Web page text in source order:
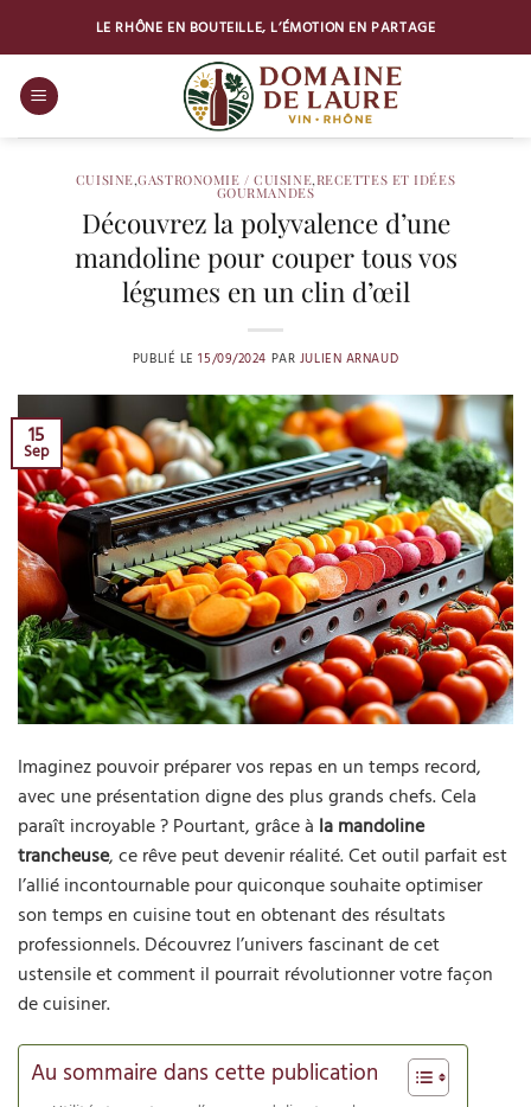
contenu
LE RHÔNE EN BOUTEILLE, L’ÉMOTION EN PARTAGE
CUISINE,GASTRONOMIE / CUISINE,RECETTES ET IDÉES
GOURMANDES
Découvrez la polyvalence d’une
mandoline pour couper tous vos
légumes en un clin d’œil
PUBLIÉ LE15/09/2024 PAR JULIEN ARNAUD
15
Sep
Imaginez pouvoir préparer vos repas en un temps record,
avec une présentation digne des plus grands chefs. Cela
paraît incroyable ? Pourtant, grâce à la mandoline
trancheuse, ce rêve peut devenir réalité. Cet outil parfait est
l’allié incontournable pour quiconque souhaite optimiser
son temps en cuisine tout en obtenant des résultats
professionnels. Découvrez l’univers fascinant de cet
ustensile et comment il pourrait révolutionner votre façon
de cuisiner.
Au sommaire dans cette publication